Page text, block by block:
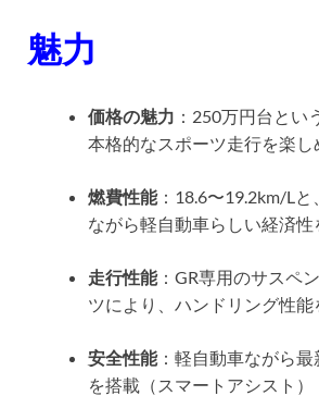
魅力
価格の魅力 ：250万円台とい
本格的なスポーツ走行を楽し
燃費性能：18.6〜19.2km/L
ながら軽自動車らしい経済性
走行性能：GR専用のサスペ
ツにより、ハンドリング性能
安全性能：軽自動車ながら
を搭載（スマートアシスト）